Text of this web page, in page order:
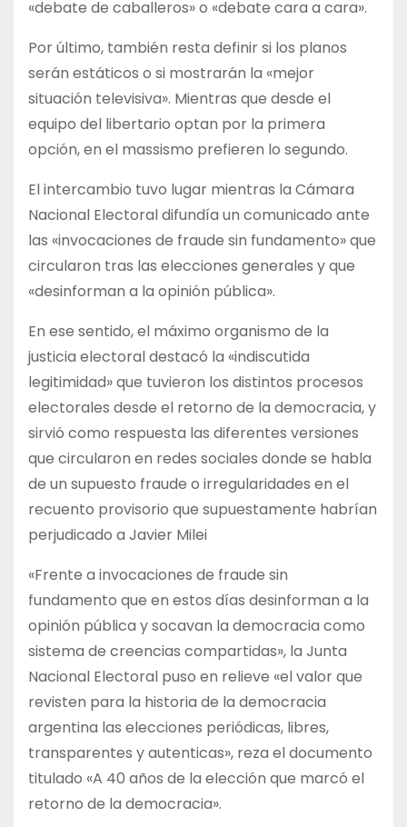
«debate de caballeros» o «debate cara a cara».
Por último, también resta definir si los planos
serán estáticos o si mostrarán la «mejor
situación televisiva». Mientras que desde el
equipo del libertario optan por la primera
opción, en el massismo prefieren lo segundo.
El intercambio tuvo lugar mientras la Cámara
Nacional Electoral difundía un comunicado ante
las «invocaciones de fraude sin fundamento» que
circularon tras las elecciones generales y que
«desinforman a la opinión pública».
En ese sentido, el máximo organismo de la
justicia electoral destacó la «indiscutida
legitimidad» que tuvieron los distintos procesos
electorales desde el retorno de la democracia, y
sirvió como respuesta las diferentes versiones
que circularon en redes sociales donde se habla
de un supuesto fraude o irregularidades en el
recuento provisorio que supuestamente habrían
perjudicado a Javier Milei
«Frente a invocaciones de fraude sin
fundamento que en estos días desinforman a la
opinión pública y socavan la democracia como
sistema de creencias compartidas», la Junta
Nacional Electoral puso en relieve «el valor que
revisten para la historia de la democracia
argentina las elecciones periódicas, libres,
transparentes y autenticas», reza el documento
titulado «A 40 años de la elección que marcó el
retorno de la democracia».